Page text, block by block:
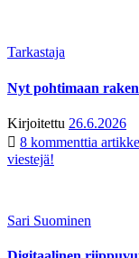
Tarkastaja
Nyt pohtimaan
Kirjoitettu 26.6.2026
8 kommenttia
viestejä!
Sari Suominen